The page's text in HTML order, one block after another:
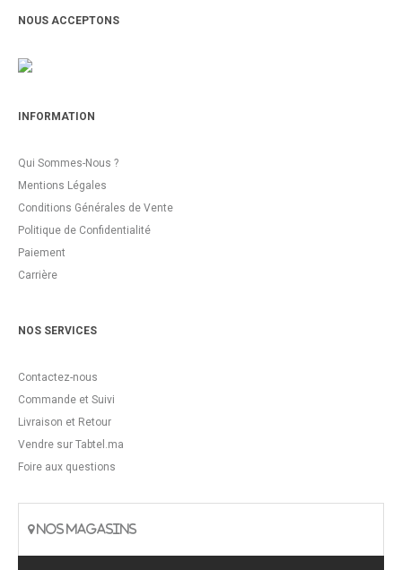
NOUS ACCEPTONS
INFORMATION
Qui Sommes-Nous ?
Mentions Légales
Conditions Générales de Vente
Politique de Confidentialité
Paiement
Carrière
NOS SERVICES
Contactez-nous
Commande et Suivi
Livraison et Retour
Vendre sur Tabtel.ma
Foire aux questions
NOS MAGASINS